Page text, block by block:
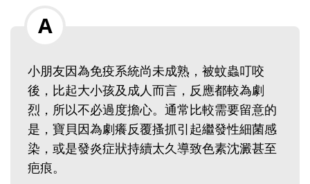
小朋友因為免疫系統尚未成熟，被蚊蟲叮咬
後，比起大小孩及成人而言，反應都較為劇
烈，所以不必過度擔心。通常比較需要留意的
是，寶貝因為劇癢反覆搔抓引起繼發性細菌感
染，或是發炎症狀持續太久導致色素沈澱甚至
疤痕。